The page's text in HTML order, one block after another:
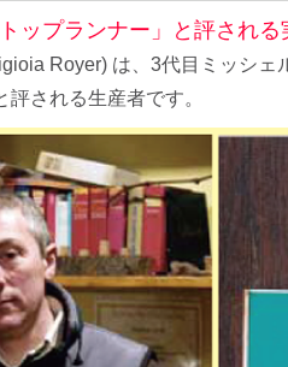
ップランナー」と評される
Royer) は、3代目ミッシェ
評される生産者です。